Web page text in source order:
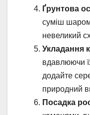
Ґрунтова
суміш
невеликий
Укладання
вдавлюючи
додайте
природний
Посадка